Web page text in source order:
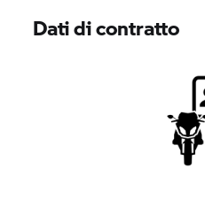
Dati di contratto